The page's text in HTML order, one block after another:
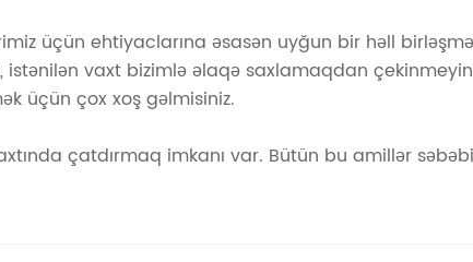
üçün ehtiyaclarına əsasən uyğun bir həll
istənilən vaxt bizimlə əlaqə saxlamaqdan
üçün çox xoş gəlmisiniz.
çatdırmaq imkanı var. Bütün bu amillər